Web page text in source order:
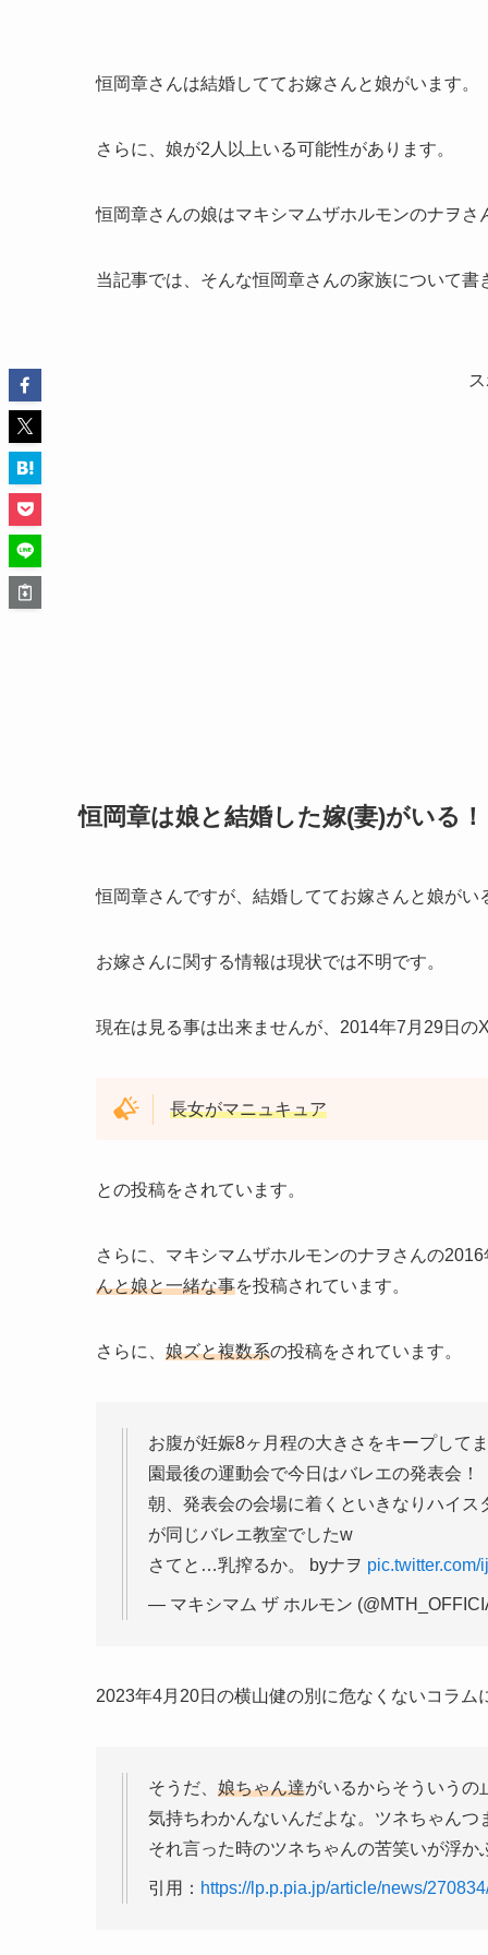
恒岡章さんは結婚しててお嫁さんと娘がいます。
さらに、娘が2人以上いる可能性があります。
恒岡章さんの娘はマキシマムザホルモンのナヲ
当記事では、そんな恒岡章さんの家族について書
恒岡章は娘と結婚した嫁(妻)がいる
恒岡章さんですが、結婚しててお嫁さんと娘がい
お嫁さんに関する情報は現状では不明です。
現在は見る事は出来ませんが、2014年7月29日の
長女がマニュキュア
との投稿をされています。
さらに、マキシマムザホルモンのナヲさんの
んと娘と一緒な事を投稿されています。
さらに、 娘ズと複数系の投稿をされています。
お腹が妊娠8ヶ月程の大きさをキープして
園最後の運動会で今日はバレエの発表会！
朝、発表会の会場に着くといきなりハイ
が同じバレエ教室でしたw
さてと…乳搾るか。 byナヲ pic.twitter.com/
— マキシマム ザ ホルモン
2023年4月20日の横山健の別に危なくないコラム
そうだ、 娘ちゃん達がいるからそういうの
気持ちわかんないんだよな。ツネちゃん
それ言った時のツネちゃんの苦笑いが浮か
引用： https://lp.p.pia.jp/article/news/